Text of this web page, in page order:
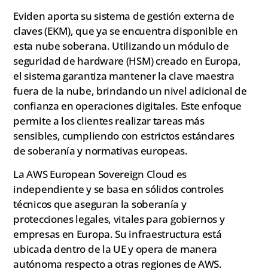
Eviden aporta su sistema de gestión externa de
claves (EKM), que ya se encuentra disponible en
esta nube soberana. Utilizando un módulo de
seguridad de hardware (HSM) creado en Europa,
el sistema garantiza mantener la clave maestra
fuera de la nube, brindando un nivel adicional de
confianza en operaciones digitales. Este enfoque
permite a los clientes realizar tareas más
sensibles, cumpliendo con estrictos estándares
de soberanía y normativas europeas.
La AWS European Sovereign Cloud es
independiente y se basa en sólidos controles
técnicos que aseguran la soberanía y
protecciones legales, vitales para gobiernos y
empresas en Europa. Su infraestructura está
ubicada dentro de la UE y opera de manera
autónoma respecto a otras regiones de AWS.